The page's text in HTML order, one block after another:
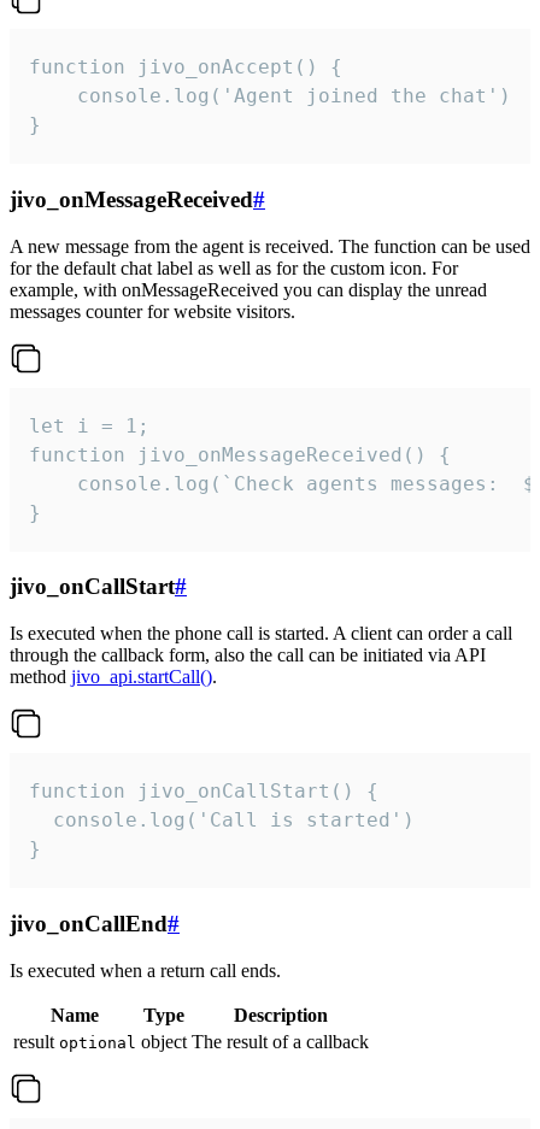
function jivo_onAccept() {
}
jivo_onMessageReceived#
A new message from the agent is received. The function can be used
for the default chat label as well as for the custom icon. For
example, with onMessageReceived you can display the unread
messages counter for website visitors.
let i = 1;
function jivo_onMessageReceived() {
}
jivo_onCallStart#
Is executed when the phone call is started. A client can order a call
through the callback form, also the call can be initiated via API
method jivo_api.startCall().
function jivo_onCallStart() {
  console.log('Call is started')
}
jivo_onCallEnd#
Is executed when a return call ends.
Name Type
Description
result optional object The result of a callback